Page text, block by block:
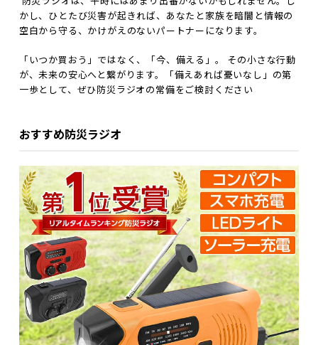
かし、ひとたび災害が起きれば、あなたと家族を暗闇と情報の
空白から守る、かけがえのないパートナーになります。
「いつか買おう」ではなく、「今、備える」。 その小さな行動
が、未来の安心へと繋がります。「備えあれば憂いなし」の第
一歩として、ぜひ防災ラジオの常備をご検討ください
おすすめ防災ラジオ